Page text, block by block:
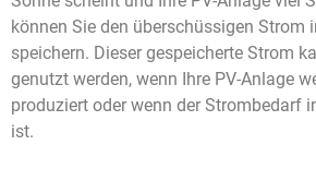
können Sie den überschüssigen Strom
speichern. Dieser gespeicherte Strom
genutzt werden, wenn Ihre PV-Anlage
produziert oder wenn der Strombedarf
ist.